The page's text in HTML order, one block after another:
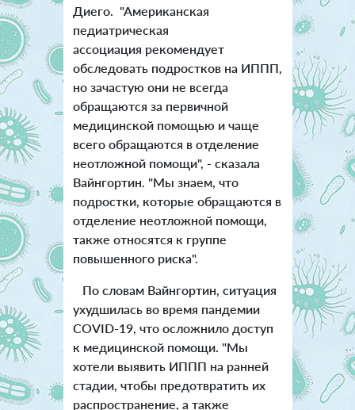
Диего.
"Американская
педиатрическая
ассоциация рекомендует
обследовать подростков на ИППП,
но зачастую они не всегда
обращаются за первичной
медицинской помощью и чаще
всего обращаются в отделение
неотложной помощи", - сказала
Вайнгортин. "Мы знаем, что
подростки, которые обращаются в
отделение неотложной помощи,
также относятся к группе
повышенного риска".
По словам Вайнгортин, ситуация
ухудшилась во время пандемии
COVID-19, что осложнило доступ
к медицинской помощи. "Мы
хотели выявить ИППП на ранней
стадии, чтобы предотвратить их
распространение, а также